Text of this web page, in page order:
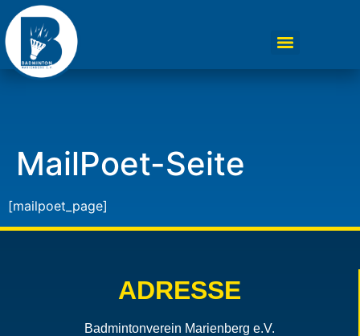
MailPoet-Seite
[mailpoet_page]
ADRESSE
Badmintonverein Marienberg e.V.